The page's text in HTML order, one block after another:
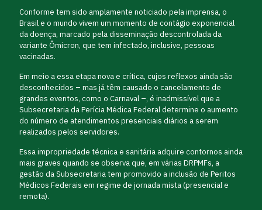
Conforme tem sido amplamente noticiado pela imprensa, o
Brasil e o mundo vivem um momento de contágio exponencial
da doença, marcado pela disseminação descontrolada da
variante Ômicron, que tem infectado, inclusive, pessoas
vacinadas.
Em meio a essa etapa nova e crítica, cujos reflexos ainda são
desconhecidos – mas já têm causado o cancelamento de
grandes eventos, como o Carnaval –, é inadmissível que a
Subsecretaria da Perícia Médica Federal determine o aumento
do número de atendimentos presenciais diários a serem
realizados pelos servidores.
Essa impropriedade técnica e sanitária adquire contornos ainda
mais graves quando se observa que, em várias DRPMFs, a
gestão da Subsecretaria tem promovido a inclusão de Peritos
Médicos Federais em regime de jornada mista (presencial e
remota).